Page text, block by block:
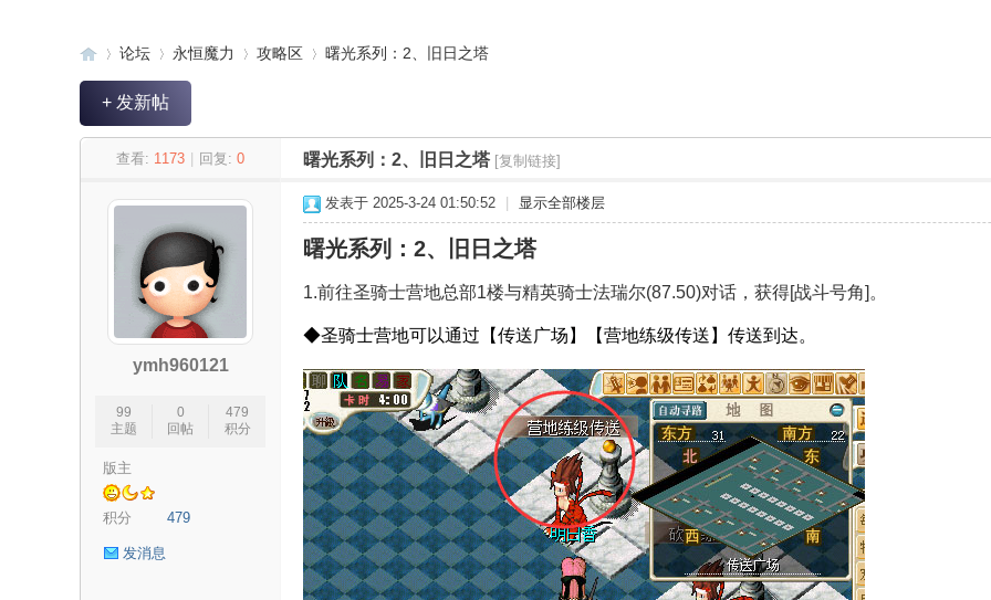
论坛 永恒魔力 攻略区
›
曙光系列：2、旧日之塔
+ 发新帖
查看: 1173 回复: 0 曙光系列：2、旧日之塔 [复制链接]
ymh960121
99
主题
0
回帖
479
积分
版主
积分 479
发消息
发表于 2025-3-24 01:50:52 显示全部楼层
曙光系列：2、旧日之塔
1.前往圣骑士营地总部1楼与精英骑士法瑞尔(87.50)对话，获得[战斗号角]。
◆圣骑士营地可以通过【传送广场】【营地练级传送】传送到达。